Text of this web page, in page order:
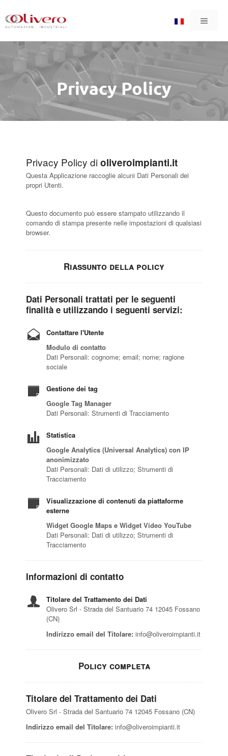
au
contenu
Privacy Policy
Privacy Policy dioliveroimpianti.it
Questa Applicazione raccoglie alcuni Dati Personali dei
propri Utenti.
Questo documento può essere stampato utilizzando il
comando di stampa presente nelle impostazioni di qualsiasi
browser.
Riassunto della policy
Dati Personali trattati per le seguenti
finalità e utilizzando i seguenti servizi:
Contattare l'Utente
Modulo di contatto
Dati Personali: cognome; email; nome; ragione
sociale
Gestione dei tag
Google Tag Manager
Dati Personali: Strumenti di Tracciamento
Statistica
Google Analytics (Universal Analytics) con IP
anonimizzato
Dati Personali: Dati di utilizzo; Strumenti di
Tracciamento
Visualizzazione di contenuti da piattaforme
esterne
Widget Google Maps e Widget Video YouTube
Dati Personali: Dati di utilizzo; Strumenti di
Tracciamento
Informazioni di contatto
Titolare del Trattamento dei Dati
Olivero Srl - Strada del Santuario 74 12045 Fossano
(CN)
Indirizzo email del Titolare: info@oliveroimpianti.it
Policy completa
Titolare del Trattamento dei Dati
Olivero Srl - Strada del Santuario 74 12045 Fossano (CN)
Indirizzo email del Titolare: info@oliveroimpianti.it